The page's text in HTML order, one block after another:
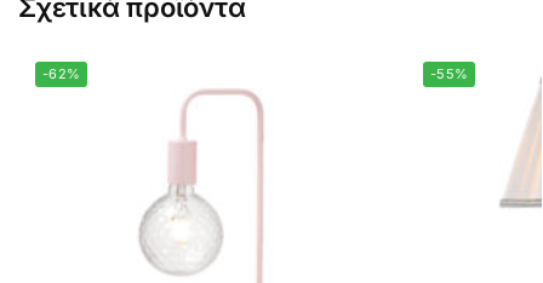
Σχετικά προϊόντα
-62% -55%